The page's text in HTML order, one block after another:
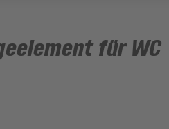
für WC